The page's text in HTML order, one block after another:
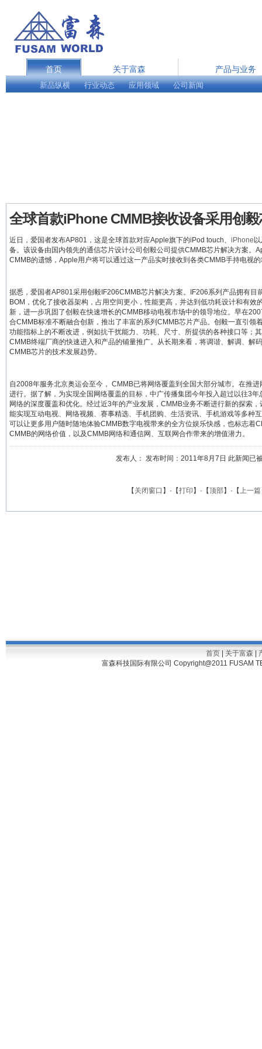
首页 关于富森
产品与业务
在线服务
English
新品纵横 行业动态 应用领域 公司新闻
全球首款iPhone CMMB接收设备采用创
近日，爱国者发布AP801，这是全球首款对应Apple旗下的iPod touch、 iPhone
备。该设备由国内领先的通信芯片设计公司创毅公司提供CMMB芯片解决方案。
CMMB的遗憾，Apple用户将可以通过这一产品实时接收到各类CMMB手持电视
据悉，爱国者AP801采用创毅IF206CMMB芯片解决方案。IF206系列产品拥有目
BOM，优化了接收器架构，占用空间更小，性能更高，并达到低功耗设计和有
新，进一步巩固了创毅在快速增长的CMMB移动电视市场中的领导地位。早在
合CMMB标准不断融合创新，推出了丰富的系列CMMB芯片产品。创毅一直引领
功能指标上的不断改进，例如抗干扰能力、功耗、尺寸、所提供的各种接口等；
CMMB终端厂商的快速进入和产品的铺量推广。从长期来看，将调谐、解调、解
CMMB芯片的技术发展趋势。
自2008年服务北京奥运会至今， CMMB已将网络覆盖到全国大部分城市。在推
进行。据了解，为实现全国网络覆盖的目标，中广传播集团今年投入超过以往3
网络的深度覆盖和优化。经过近3年的产业发展，CMMB业务不断进行新的探索
能实现互动电视、网络视频、赛事精选、手机团购、生活资讯、手机游戏等多种
可以让更多用户随时随地体验CMMB数字电视带来的全方位娱乐快感，也标志着
CMMB的网络价值，以及CMMB网络和通信网、互联网合作带来的增值潜力。
发布人： 发布时间：2011年8月7日 此新闻已
【 关闭窗口 】·【打印 】·【顶部】·【上一篇
首页 关于富森
富森科技国际有限公司 Copyright@2011 FUSAM